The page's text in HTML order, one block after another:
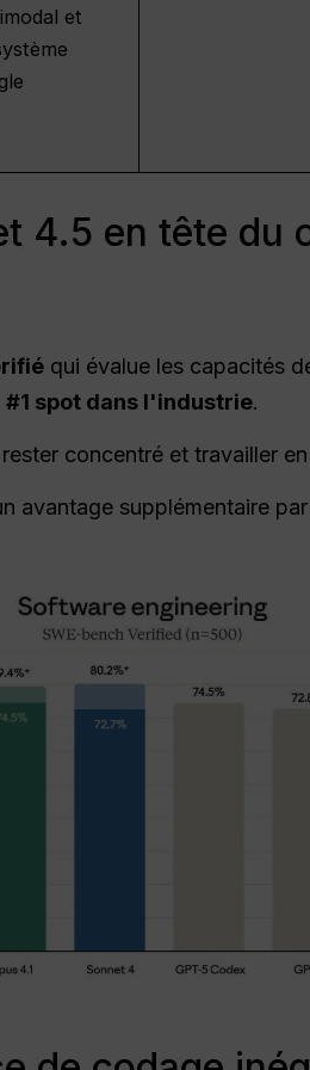
et
4.5 en tête du
qui évalue les capacités
#1 spot dans l'industrie.
concentré et travailler
avantage supplémentaire